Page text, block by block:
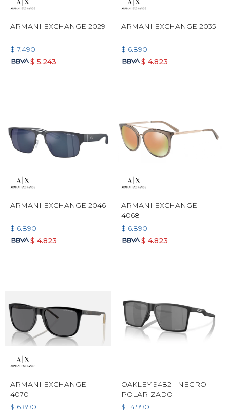
ARMANI EXCHANGE 2029
$ 7.490
$ 5.243
ARMANI EXCHANGE 2035
$ 6.890
$ 4.823
ARMANI EXCHANGE 2046
$ 6.890
$ 4.823
ARMANI EXCHANGE
4068
$ 6.890
$ 4.823
ARMANI EXCHANGE
4070
$ 6.890
OAKLEY 9482 - NEGRO
POLARIZADO
$ 14.990